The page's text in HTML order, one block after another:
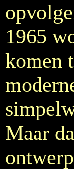
1965
komen
Maar